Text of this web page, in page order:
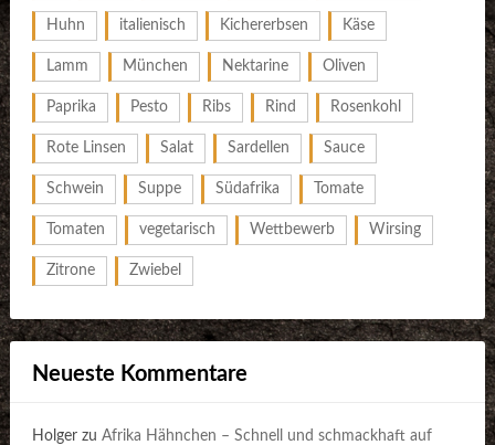
Huhn italienisch Kichererbsen Käse
Lamm München Nektarine Oliven
Paprika Pesto Ribs Rind Rosenkohl
Rote Linsen Salat Sardellen Sauce
Schwein Suppe Südafrika Tomate
Tomaten vegetarisch Wettbewerb Wirsing
Zitrone Zwiebel
Neueste Kommentare
Holgerzu Afrika Hähnchen – Schnell und schmackhaft auf